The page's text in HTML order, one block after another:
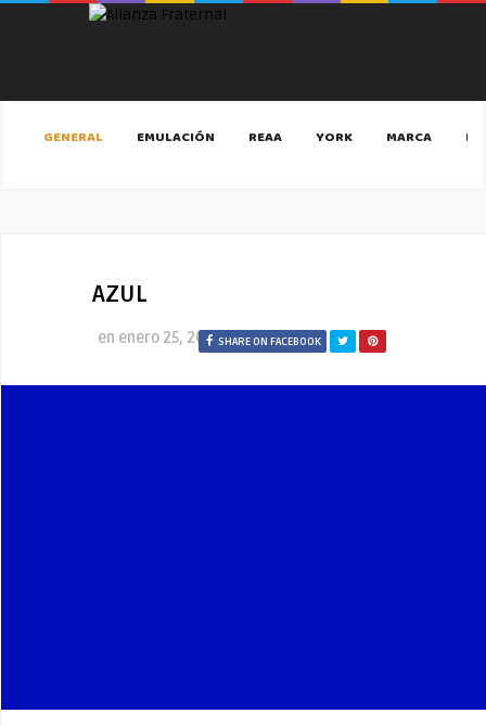
GENERAL EMULACIÓN REAA YORK MARCA
AZUL
en enero 25, 2021SHARE ON FACEBOOK